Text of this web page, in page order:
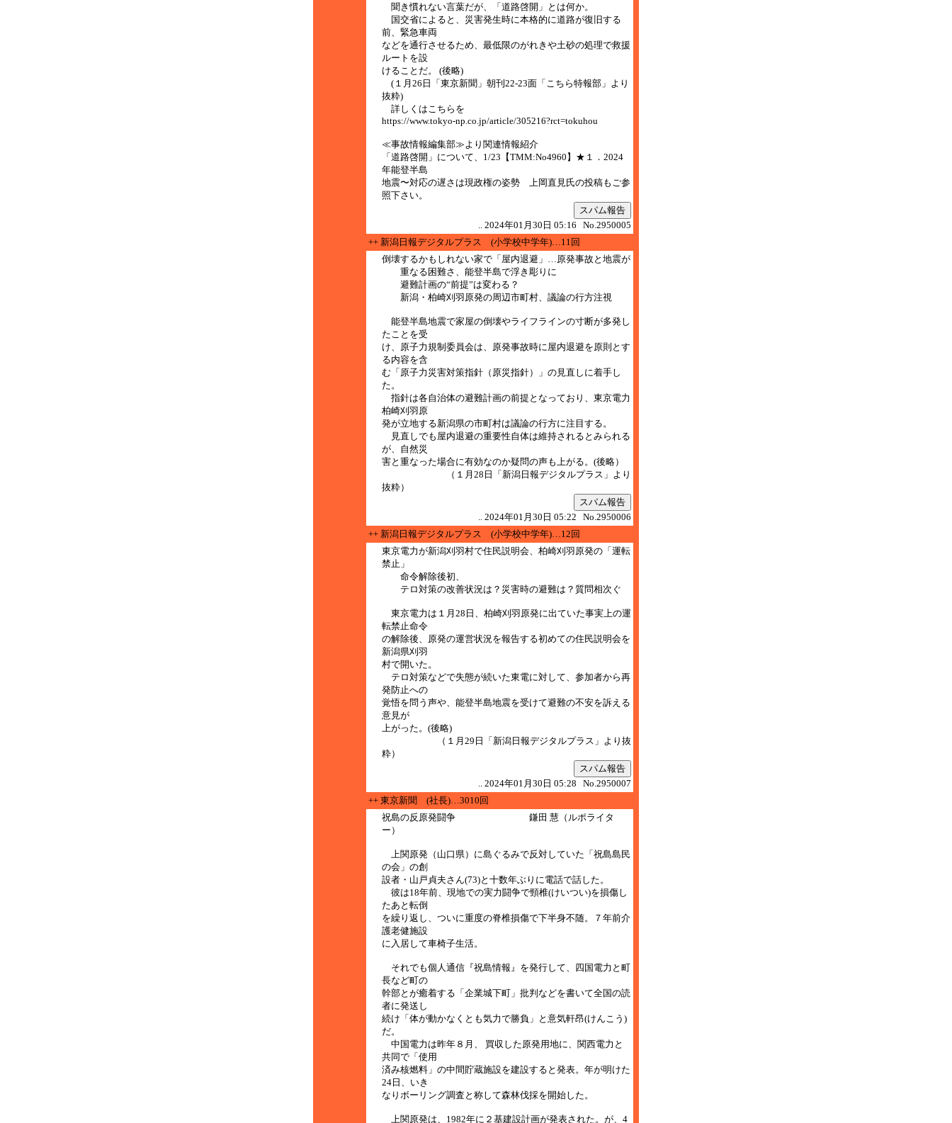
聞き慣れない言葉だが、「道路啓開」とは何か。
国交省によると、災害発生時に本格的に道路が復旧する
前、緊急車両
などを通行させるため、最低限のがれきや土砂の処理で救援
ルートを設
けることだ。 (後略)
(１月26日「東京新聞」朝刊22-23面「こちら特報部」より
抜粋)
詳しくはこちらを
https://www.tokyo-np.co.jp/article/305216?rct=tokuhou
≪事故情報編集部≫より関連情報紹介
「道路啓開」について、1/23【TMM:No4960】★１．2024
年能登半島
地震〜対応の遅さは現政権の姿勢 上岡直見氏の投稿もご参
照下さい。
スパム報告
.. 2024年01月30日 05:16 No.2950005
++ 新潟日報デジタルプラス (小学校中学年)…11回
倒壊するかもしれない家で「屋内退避」…原発事故と地震が
重なる困難さ、能登半島で浮き彫りに
避難計画の“前提”は変わる？
新潟・柏崎刈羽原発の周辺市町村、議論の行方注視
能登半島地震で家屋の倒壊やライフラインの寸断が多発し
たことを受
け、原子力規制委員会は、原発事故時に屋内退避を原則とす
る内容を含
む「原子力災害対策指針（原災指針）」の見直しに着手し
た。
指針は各自治体の避難計画の前提となっており、東京電力
柏崎刈羽原
発が立地する新潟県の市町村は議論の行方に注目する。
見直しでも屋内退避の重要性自体は維持されるとみられる
が、自然災
害と重なった場合に有効なのか疑問の声も上がる。(後略）
（１月28日「新潟日報デジタルプラス」より
抜粋）
スパム報告
.. 2024年01月30日 05:22 No.2950006
++ 新潟日報デジタルプラス (小学校中学年)…12回
東京電力が新潟刈羽村で住民説明会、柏崎刈羽原発の「運転
禁止」
命令解除後初、
テロ対策の改善状況は？災害時の避難は？質問相次ぐ
東京電力は１月28日、柏崎刈羽原発に出ていた事実上の運
転禁止命令
の解除後、原発の運営状況を報告する初めての住民説明会を
新潟県刈羽
村で開いた。
テロ対策などで失態が続いた東電に対して、参加者から再
発防止への
覚悟を問う声や、能登半島地震を受けて避難の不安を訴える
意見が
上がった。(後略)
（１月29日「新潟日報デジタルプラス」より抜
粋）
スパム報告
.. 2024年01月30日 05:28 No.2950007
++ 東京新聞 (社長)…3010回
祝島の反原発闘争 鎌田 慧（ルポライタ
ー）
上関原発（山口県）に島ぐるみで反対していた「祝島島民
の会」の創
設者・山戸貞夫さん(73)と十数年ぶりに電話で話した。
彼は18年前、現地での実力闘争で頸椎(けいつい)を損傷し
たあと転倒
を繰り返し、ついに重度の脊椎損傷で下半身不随。７年前介
護老健施設
に入居して車椅子生活。
それでも個人通信『祝島情報』を発行して、四国電力と町
長など町の
幹部とが癒着する「企業城下町」批判などを書いて全国の読
者に発送し
続け「体が動かなくとも気力で勝負」と意気軒昂(けんこう)
だ。
中国電力は昨年８月、 買収した原発用地に、関西電力と
共同で「使用
済み核燃料」の中間貯蔵施設を建設すると発表。年が明けた
24日、いき
なりボーリング調査と称して森林伐採を開始した。
上関原発は、1982年に２基建設計画が発表された。が、4